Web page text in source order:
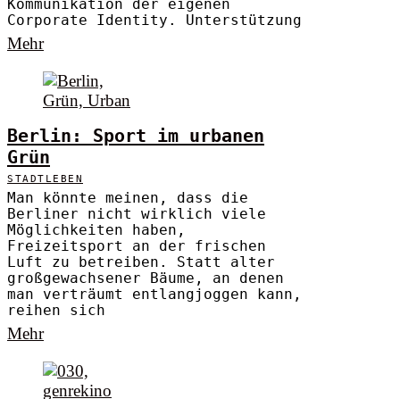
Kommunikation der eigenen
Corporate Identity. Unterstützung
Mehr
Berlin: Sport im urbanen
Grün
STADTLEBEN
Man könnte meinen, dass die
Berliner nicht wirklich viele
Möglichkeiten haben,
Freizeitsport an der frischen
Luft zu betreiben. Statt alter
großgewachsener Bäume, an denen
man verträumt entlangjoggen kann,
reihen sich
Mehr